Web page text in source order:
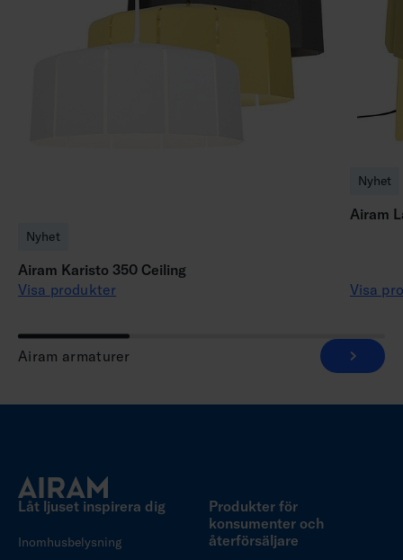
Nyhet
Airam Karisto 350 Ceiling
Visa produkter
Nyhet
Airam
Visa
Airam armaturer
Låt ljuset inspirera dig
Inomhusbelysning
Produkter för
konsumenter och
återförsäljare